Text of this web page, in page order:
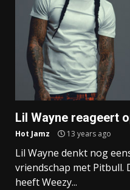
Lil Wayne reageert
Hot Jamz 13 years ago
Lil Wayne denkt nog
vriendschap met Pitbull.
heeft Weezy...